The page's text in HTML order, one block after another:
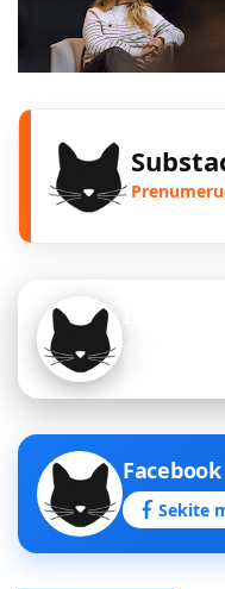
Facebook
Sekite